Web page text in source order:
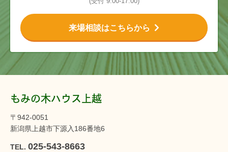
来場相談はこちらから
もみの木ハウス上越
〒942-0051
新潟県上越市下源入186番地6
TEL. 025-543-8663